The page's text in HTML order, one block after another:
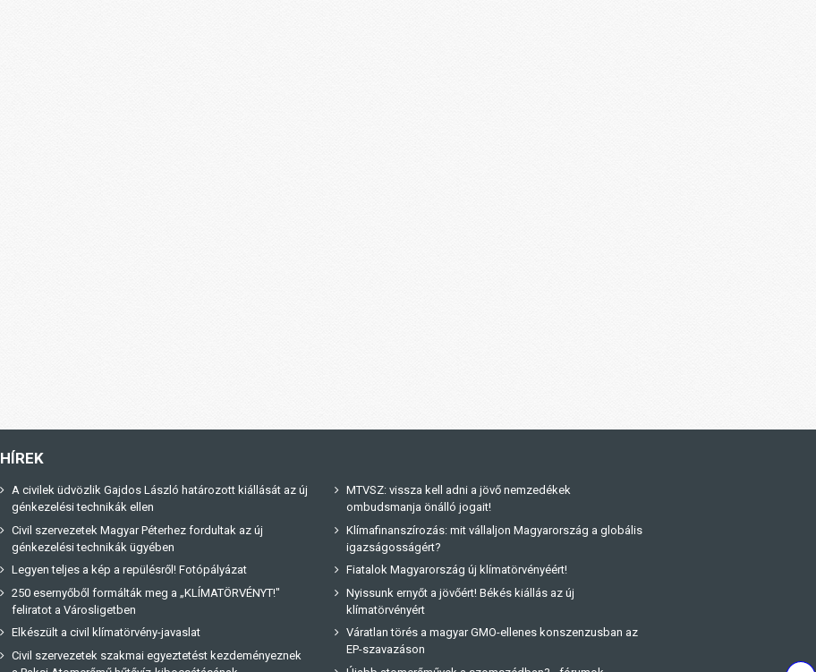
HÍREK
A civilek üdvözlik Gajdos László határozott kiállását az új
génkezelési technikák ellen
Civil szervezetek Magyar Péterhez fordultak az új
génkezelési technikák ügyében
Legyen teljes a kép a repülésről! Fotópályázat
250 esernyőből formálták meg a „KLÍMATÖRVÉNYT!"
feliratot a Városligetben
Elkészült a civil klímatörvény-javaslat
Civil szervezetek szakmai egyeztetést kezdeményeznek
MTVSZ: vissza kell adni a jövő nemzedékek
ombudsmanja önálló jogait!
Klímafinanszírozás: mit vállaljon Magyarország a globális
igazságosságért?
Fiatalok Magyarország új klímatörvényéért!
Nyissunk ernyőt a jövőért! Békés kiállás az új
klímatörvényért
Váratlan törés a magyar GMO-ellenes konszenzusban az
EP-szavazáson